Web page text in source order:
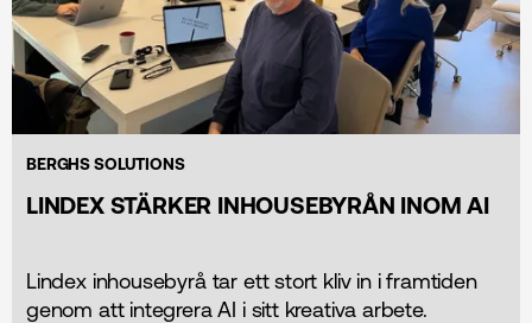
BERGHS SOLUTIONS
LINDEX STÄRKER INHOUSEBYRÅN INOM AI
Lindex inhousebyrå tar ett stort kliv in i framtiden
genom att integrera AI i sitt kreativa arbete.